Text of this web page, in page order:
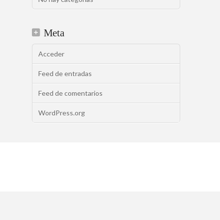
Meta
Acceder
Feed de entradas
Feed de comentarios
WordPress.org